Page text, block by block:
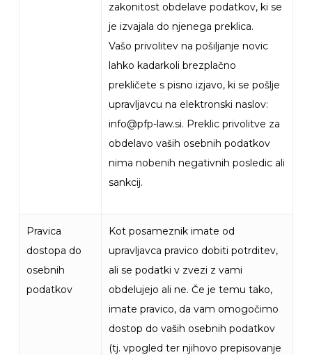
zakonitost obdelave podatkov, ki se
je izvajala do njenega preklica.
Vašo privolitev na pošiljanje novic
lahko kadarkoli brezplačno
prekličete s pisno izjavo, ki se pošlje
upravljavcu na elektronski naslov:
info@pfp-law.si. Preklic privolitve za
obdelavo vaših osebnih podatkov
nima nobenih negativnih posledic ali
sankcij.
Pravica
dostopa do
osebnih
podatkov
Kot posameznik imate od
upravljavca pravico dobiti potrditev,
ali se podatki v zvezi z vami
obdelujejo ali ne. Če je temu tako,
imate pravico, da vam omogočimo
dostop do vaših osebnih podatkov
(tj. vpogled ter njihovo prepisovanje